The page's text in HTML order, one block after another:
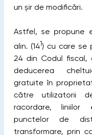
un șir de modificări.
Astfel, se propune
alin. (141) cu care se
24 din Codul
deducerea
gratuite în
către utilizatorii
racordare, liniilor
punctelor de
transformare, prin